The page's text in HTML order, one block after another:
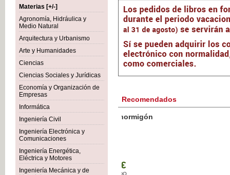
Materias [+/-]
Agronomía, Hidráulica y
Medio Natural
Arquitectura y Urbanismo
Arte y Humanidades
Ciencias
Ciencias Sociales y Jurídicas
Economía y Organización de
Empresas
Informática
Ingeniería Civil
Ingeniería Electrónica y
Comunicaciones
Ingeniería Energética,
Eléctrica y Motores
Ingeniería Mecánica y de
Recomendados
Botánica Agroalimentaria